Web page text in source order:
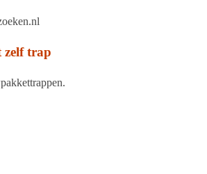
zelf trap